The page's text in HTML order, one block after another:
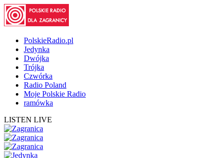
PolskieRadio.pl
Jedynka
Dwójka
Trójka
Czwórka
Radio Poland
Moje Polskie Radio
ramówka
LISTEN LIVE